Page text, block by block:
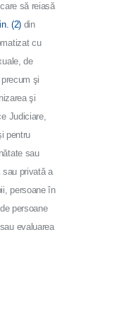
să reiasă
(2)din
cu
de
şi
şi
Judiciare,
pentru
sau
sau privată a
persoane în
persoane
evaluarea